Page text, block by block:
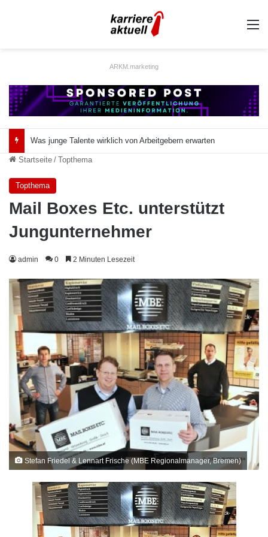
ARKM.marketing
Startseite / Topthema
Topthema
Mail Boxes Etc. unterstützt
Jungunternehmer
admin 0 2 Minuten Lesezeit
Stefan Friedel & Lennart Frische (MBE Regionalmanager, Bremen)